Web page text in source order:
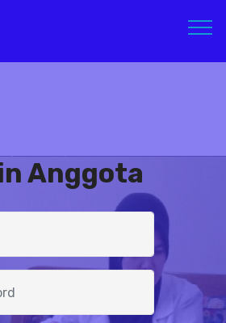
Anggota